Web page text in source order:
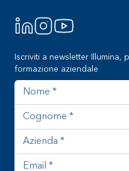
Iscriviti a newsletter Illumina,
formazione aziendale
Nome
Cognome
Azienda
Indirizzo email